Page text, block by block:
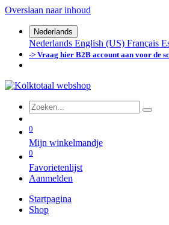
Overslaan naar inhoud
Nederlands
Nederlands English (US) Français
-> Vraag hier B2B account aan voor de
0
Mijn winkelmandje
0
Favorietenlijst
Aanmelden
Startpagina
Shop